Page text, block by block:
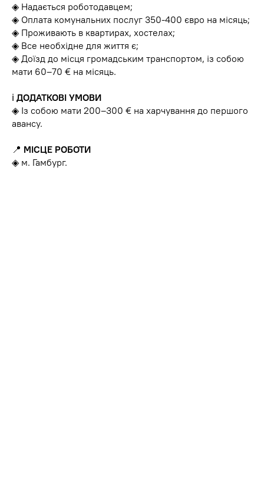
◈ Надається роботодавцем;
◈ Оплата комунальних послуг 350-400 євро на місяць;
◈ Проживають в квартирах, хостелах;
◈ Все необхідне для життя є;
◈ Доїзд до місця громадським транспортом, із собою
мати 60–70 € на місяць.
ℹ️ ДОДАТКОВІ УМОВИ
◈ Із собою мати 200–300 € на харчування до першого
авансу.
📍 МІСЦЕ РОБОТИ
◈ м. Гамбург.